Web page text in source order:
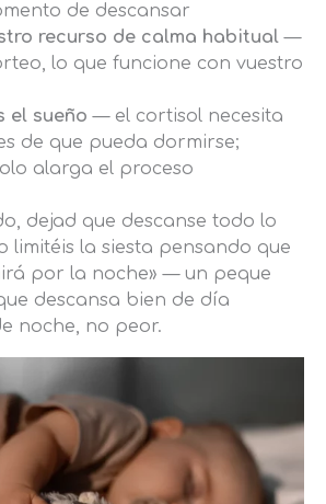
de descansar
recurso de calma habitual —
lo que funcione con vuestro
el sueño — el cortisol necesita
de que pueda dormirse;
alarga el proceso
dejad que descanse todo lo
limitéis la siesta pensando que
por la noche» — un peque
descansa bien de día
noche, no peor.